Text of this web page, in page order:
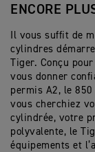
ENCORE
Il vous suffit de
cylindres
Tiger. Conçu
vous donner
permis A2, le
vous cherchiez
cylindrée, votre
polyvalente, le
équipements et